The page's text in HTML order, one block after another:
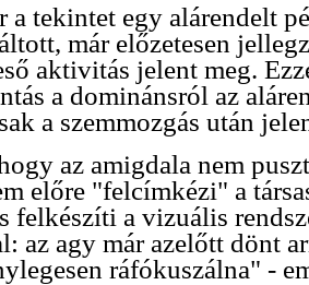
a tekintet egy alárendelt
már előzetesen
aktivitás jelent meg.
a dominánsról az
a szemmozgás után
az amigdala nem
előre "felcímkézi" a
felkészíti a vizuális
az agy már azelőtt dönt
ráfókuszálna" -